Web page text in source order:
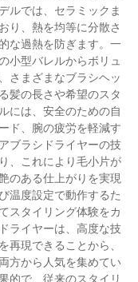
ルでは、セラミックま
り、熱を均等に分散さ
な過熱を防ぎます。一
小型バレルからボリュ
さまざまなブラシヘッ
髪の長さや希望のスタ
には、安全のための自
ド、腕の疲労を軽減す
ブラシドライヤーの技
、これにより毛小片が
のある仕上がりを実現
温度設定で動作するた
スタイリング体験をカ
ライヤーは、高度な技
再現できることから、
方から人気を集めてい
的で、従来のスタイリ